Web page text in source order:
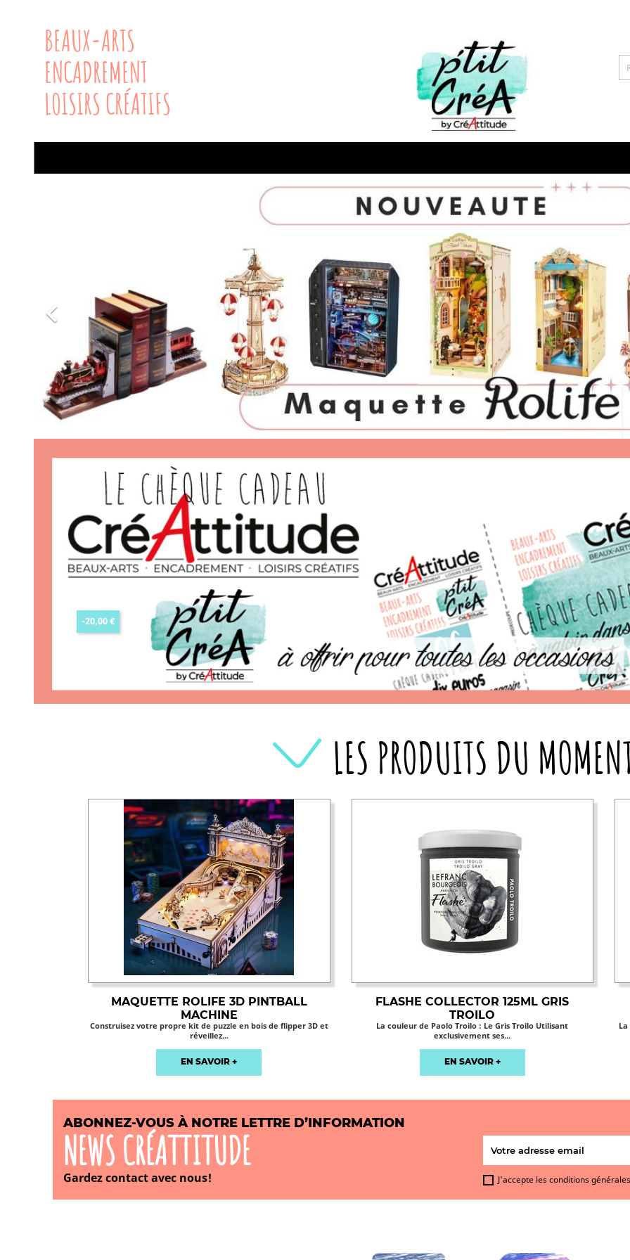
BEAUX-ARTS
ENCADREMENT
LOISIRS CRÉATIFS

Précédent
LES PRODUITS DU
MAQUETTE ROLIFE 3D PINTBALL
MACHINE
Construisez votre propre kit de puzzle en bois de flipper 3D et
réveillez...
-20,00 €
EN SAVOIR +
FLASHE COLLECTOR 125ML GRIS
TROILO
La couleur de Paolo Troilo : Le Gris Troilo Utilisant
exclusivement ses...
EN SAVOIR +
ABONNEZ-VOUS À NOTRE LETTRE D’INFORMATION
NEWS CRÉATTITUDE
Gardez contact avec nous! J'accepte les conditions